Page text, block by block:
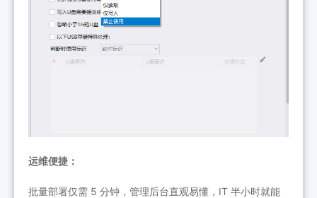
运维便捷：
批量部署仅需 5 分钟，管理后台直观易懂，IT 半小时就能